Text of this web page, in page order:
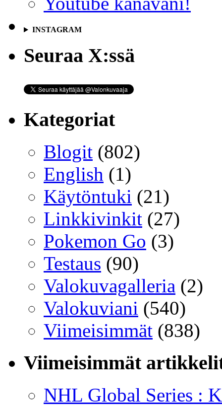
INSTAGRAM
Seuraa X:ssä
Kategoriat
Blogit (802)
English (1)
Käytöntuki (21)
Linkkivinkit (27)
Pokemon Go (3)
Testaus (90)
Valokuvagalleria (2)
Valokuviani (540)
Viimeisimmät (838)
Viimeisimmät
NHL Global Series :